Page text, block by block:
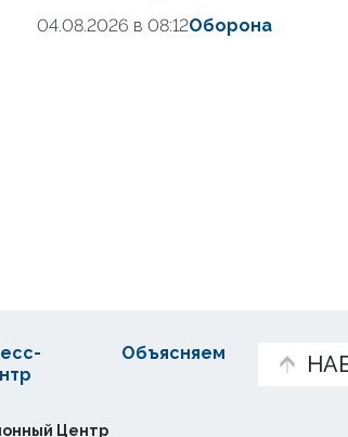
04.08.2026 в 08:12Оборона
Объясняем
Центр